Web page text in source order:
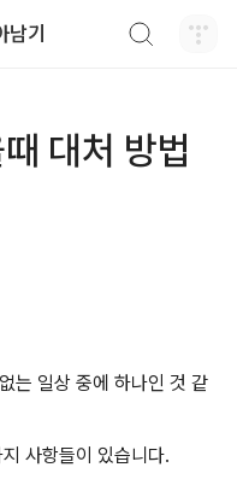
기
대처 방법
는 일상 중에 하나인 것 같
사항들이 있습니다.